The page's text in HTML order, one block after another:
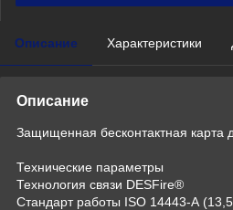
Описание Характеристики
Описание
Защищенная бесконтактная карта
Технические параметры
Технология связи DESFire®
Стандарт работы ISO 14443-А